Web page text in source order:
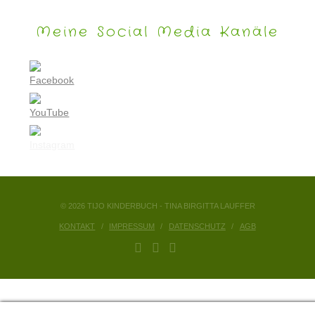
Meine Social Media Kanäle
© 2026 TIJO KINDERBUCH - TINA BIRGITTA LAUFFER
KONTAKT IMPRESSUM DATENSCHUTZ AGB